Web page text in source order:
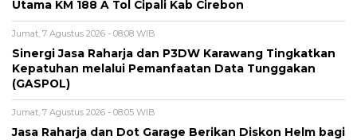
Utama KM 188 A Tol Cipali Kab Cirebon
Jumat, 7 Agustus 2026 - 08:08 WIB
Sinergi Jasa Raharja dan P3DW Karawang Tingkatkan
Kepatuhan melalui Pemanfaatan Data Tunggakan
(GASPOL)
Jumat, 7 Agustus 2026 - 08:05 WIB
Jasa Raharja dan Dot Garage Berikan Diskon Helm bagi